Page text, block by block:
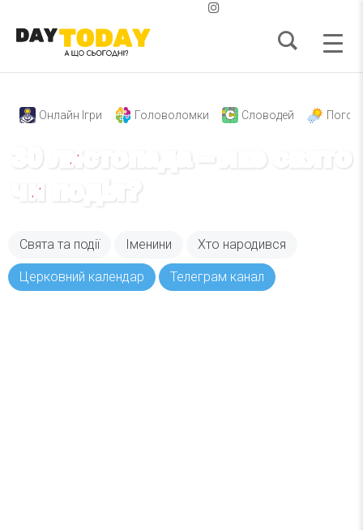
Онлайн Ігри Головоломки Словодей
30 листопада – яке свято
чи подія?
Свята та події Іменини Хто народився
Церковний календар Телеграм канал